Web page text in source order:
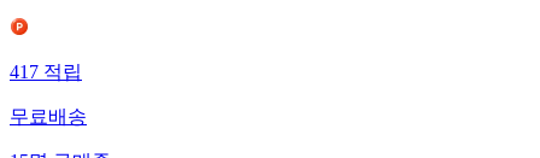
417적립
무료배송